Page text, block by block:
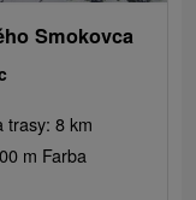
Smokovca
trasy: 8 km
m Farba